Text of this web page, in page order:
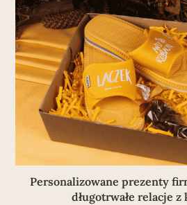
Personalizowane prezenty
długotrwałe relacje